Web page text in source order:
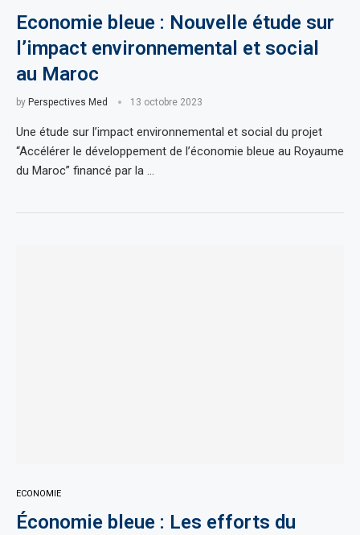
Economie bleue : Nouvelle étude sur
l’impact environnemental et social
au Maroc
by Perspectives Med 13 octobre 2023
Une étude sur l’impact environnemental et social du projet
“Accélérer le développement de l’économie bleue au Royaume
du Maroc” financé par la …
ECONOMIE
Économie bleue : Les efforts du